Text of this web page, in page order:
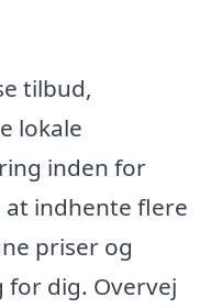
tilbud,
lokale
inden for
at indhente flere
priser og
for dig. Overvej